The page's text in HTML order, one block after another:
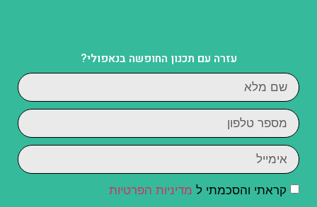
עזרה עם תכנון החופשה בנאפולי?
קראתי והסכמתי ל מדיניות הפרטיות